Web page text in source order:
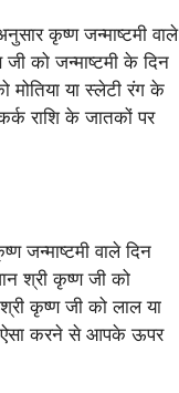
कृष्ण जन्माष्टमी वाले
को जन्माष्टमी के दिन
मोतिया या स्लेटी रंग के
राशि के जातकों पर
वाले दिन
श्री कृष्ण जी को
कृष्ण जी को लाल या
करने से आपके ऊपर